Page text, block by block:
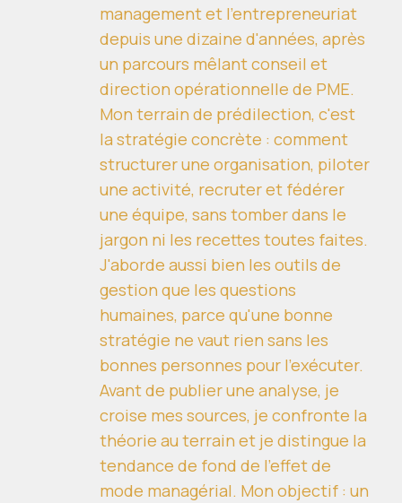
management et l'entrepreneuriat
depuis une dizaine d'années, après
un parcours mêlant conseil et
direction opérationnelle de PME.
Mon terrain de prédilection, c'est
la stratégie concrète : comment
structurer une organisation, piloter
une activité, recruter et fédérer
une équipe, sans tomber dans le
jargon ni les recettes toutes faites.
J'aborde aussi bien les outils de
gestion que les questions
humaines, parce qu'une bonne
stratégie ne vaut rien sans les
bonnes personnes pour l'exécuter.
Avant de publier une analyse, je
croise mes sources, je confronte la
théorie au terrain et je distingue la
tendance de fond de l'effet de
mode managérial. Mon objectif : un